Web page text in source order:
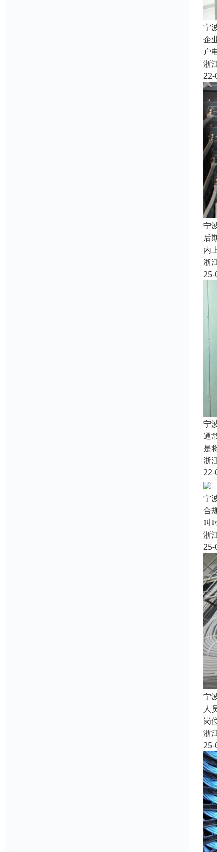
宁
企
户
浙
22-
宁
后
内
浙
25-
宁
通
是
浙
22-
宁
合
叫
浙
25-
宁
人
岗
浙
25-